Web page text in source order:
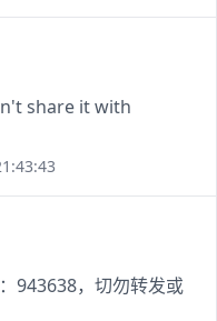
share it with
943638，切勿转发或